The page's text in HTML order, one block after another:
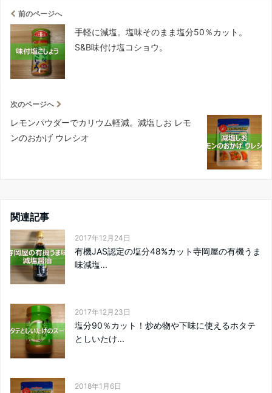
前のページへ
手軽に減塩。塩味そのまま塩分50％カット。
S&B味付け塩コショウ。
次のページへ
レモンパウダーでカリウム軽減。減塩しお レモ
ンのおかげ ウレシオ
関連記事
2017年12月24日
有機JAS認定の塩分48%カット寺岡屋の有機うま
味減塩...
2017年12月23日
塩分90％カット！炒め物や下味に使えるホタテ
としいたけ...
2018年1月6日